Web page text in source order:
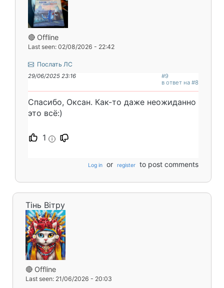
🔴 Offline
Last seen: 02/08/2026 - 22:42
Послать ЛС
29/06/2025 23:16
#9
в ответ на #8
Спасибо, Оксан. Как-то даже неожиданно
это всё:)
1 i
Log in or register to post comments
Тінь Вітру
🔴 Offline
Last seen: 21/06/2026 - 20:03